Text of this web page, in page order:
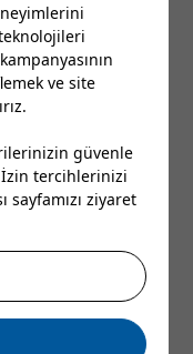
ve site
güvenle
tercihlerinizi
sayfamızı ziyaret